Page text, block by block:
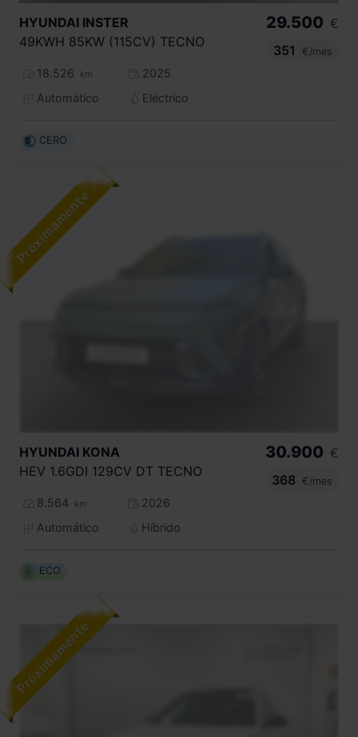
HYUNDAI INSTER
49KWH 85KW (115CV) TECNO
18.526 km
2025
Automático
Eléctrico
29.500 €
351
€/mes
CERO
HYUNDAI KONA
HEV 1.6GDI 129CV DT TECNO
8.564 km
2026
Automático
Híbrido
30.900 €
368
€/mes
ECO